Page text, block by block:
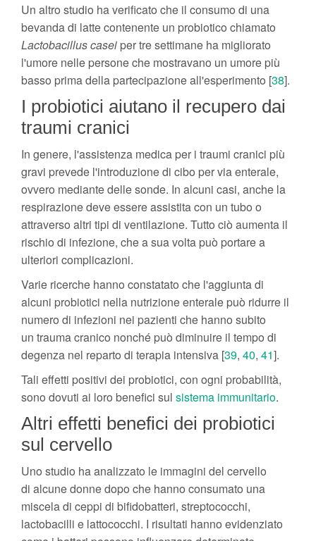
Un altro studio ha verificato che il consumo di una
bevanda di latte contenente un probiotico chiamato
Lactobacillus casei per tre settimane ha migliorato
l'umore nelle persone che mostravano un umore più
basso prima della partecipazione all'esperimento [38].
I probiotici aiutano il recupero dai
traumi cranici
In genere, l'assistenza medica per i traumi cranici più
gravi prevede l'introduzione di cibo per via enterale,
ovvero mediante delle sonde. In alcuni casi, anche la
respirazione deve essere assistita con un tubo o
attraverso altri tipi di ventilazione. Tutto ciò aumenta il
rischio di infezione, che a sua volta può portare a
ulteriori complicazioni.
Varie ricerche hanno constatato che l'aggiunta di
alcuni probiotici nella nutrizione enterale può ridurre il
numero di infezioni nei pazienti che hanno subito
un trauma cranico nonché può diminuire il tempo di
degenza nel reparto di terapia intensiva [39, 40, 41].
Tali effetti positivi dei probiotici, con ogni probabilità,
sono dovuti ai loro benefici sul sistema immunitario.
Altri effetti benefici dei probiotici
sul cervello
Uno studio ha analizzato le immagini del cervello
di alcune donne dopo che hanno consumato una
miscela di ceppi di bifidobatteri, streptococchi,
lactobacilli e lattococchi. I risultati hanno evidenziato